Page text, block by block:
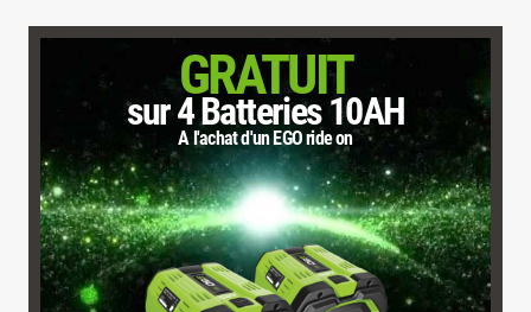
GRATUIT
sur 4 Batteries 10AH
A l'achat d'un EGO ride on